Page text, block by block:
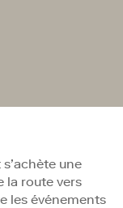
une
la route vers
les événements